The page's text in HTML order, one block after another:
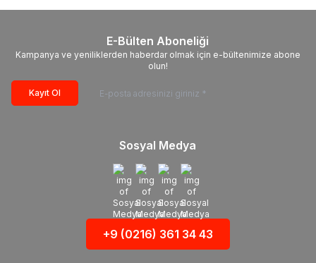
E-Bülten Aboneliği
Kampanya ve yeniliklerden haberdar olmak için e-bültenimize abone
olun!
Kayıt Ol
Sosyal Medya
+9 (0216) 361 34 43